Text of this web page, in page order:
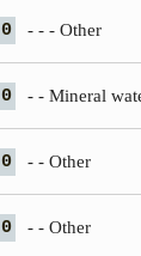
0 - - - Other
0 - - Mineral
0 - - Other
0 - - Other